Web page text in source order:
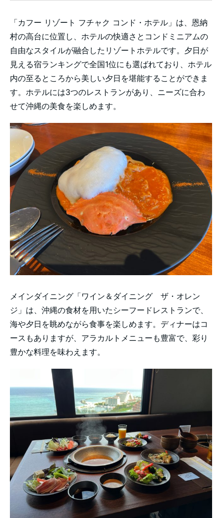
「カフー リゾート フチャク コンド・ホテル」は、恩納
村の高台に位置し、ホテルの快適さとコンドミニアムの
自由なスタイルが融合したリゾートホテルです。夕日が
見える宿ランキングで全国1位にも選ばれており、ホテル
内の至るところから美しい夕日を堪能することができま
す。ホテルには3つのレストランがあり、ニーズに合わ
せて沖縄の美食を楽しめます。
メインダイニング「ワイン＆ダイニング ザ・オレン
ジ」は、沖縄の食材を用いたシーフードレストランで、
海や夕日を眺めながら食事を楽しめます。ディナーはコ
ースもありますが、アラカルトメニューも豊富で、彩り
豊かな料理を味わえます。